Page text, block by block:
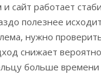
сайт работает
полезнее
нужно
снижает
больше